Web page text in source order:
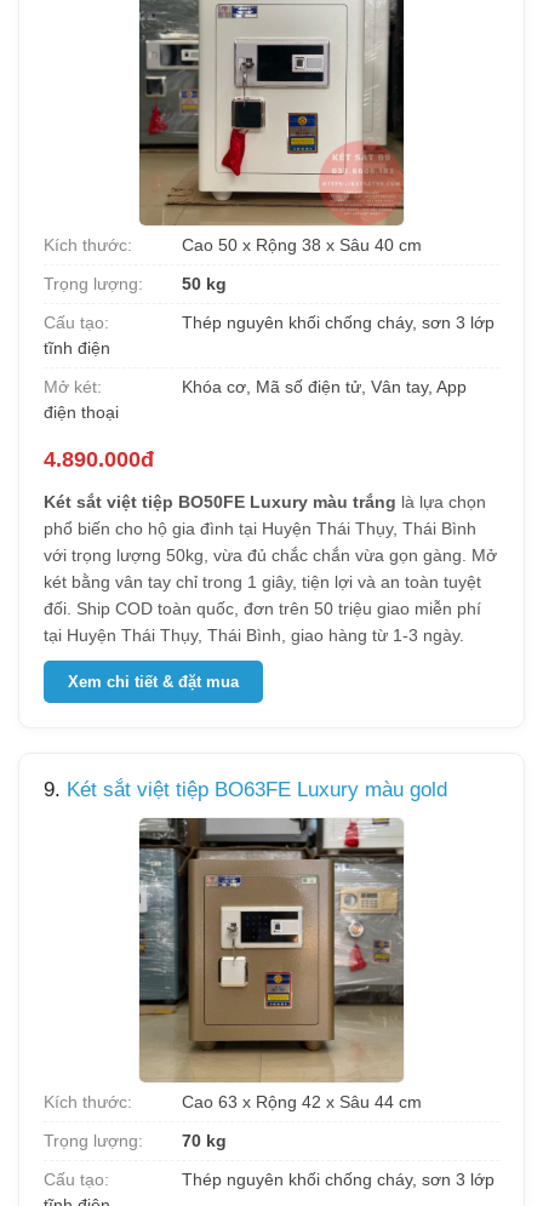
Kích thước:
Cao 50 x Rộng 38 x Sâu 40 cm
Trọng lượng:
50 kg
Cấu tạo:
Thép nguyên khối chống cháy, sơn 3 lớp
tĩnh điện
Mở két:
Khóa cơ, Mã số điện tử, Vân tay, App
điện thoại
4.890.000đ
Két sắt việt tiệp BO50FE Luxury màu trắng là lựa chọn
phổ biến cho hộ gia đình tại Huyện Thái Thụy, Thái Bình
với trọng lượng 50kg, vừa đủ chắc chắn vừa gọn gàng. Mở
két bằng vân tay chỉ trong 1 giây, tiện lợi và an toàn tuyệt
đối. Ship COD toàn quốc, đơn trên 50 triệu giao miễn phí
tại Huyện Thái Thụy, Thái Bình, giao hàng từ 1-3 ngày.
Xem chi tiết & đặt mua
9. Két sắt việt tiệp BO63FE Luxury màu gold
Kích thước:
Cao 63 x Rộng 42 x Sâu 44 cm
Trọng lượng:
70 kg
Cấu tạo:
Thép nguyên khối chống cháy, sơn 3 lớp